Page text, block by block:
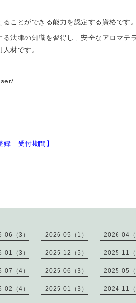
ことができる能力を認定する資格です。
法律の知識を習得し、安全なアロマテ
材です。
録 受付期間】
06（3） 2026-05（1） 2026-04（
01（3） 2025-12（5） 2025-11（
07（4） 2025-06（3） 2025-05（
02（4） 2025-01（3） 2024-11（